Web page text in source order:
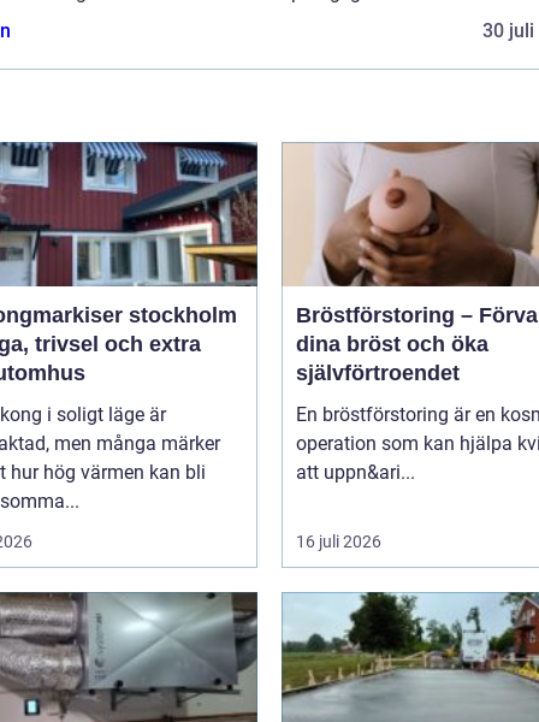
30 juli
stockholm
trivsel och extra
i soligt läge är
men många märker
hur hög värmen kan bli
Bröstförstoring –
dina bröst och öka
självförtroendet
En bröstförstoring är en
operation som kan hjälpa
att uppn&ari...
16 juli 2026